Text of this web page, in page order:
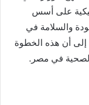
على أسس
والسلامة في
إلى أن هذه الخطوة
في مصر.